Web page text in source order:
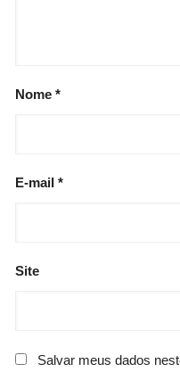
Nome*
E-mail*
Site
Salvar meus dados